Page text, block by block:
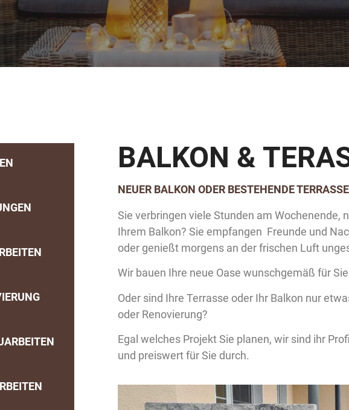
BALKON &
NEUER BALKON ODER BESTEHENDE
Sie verbringen viele Stunden am Wochenende,
Ihrem Balkon? Sie empfangen Freunde und
oder genießt morgens an der frischen Luft
Wir bauen Ihre neue Oase wunschgemäß für
Oder sind Ihre Terrasse oder Ihr Balkon nur
oder Renovierung?
Egal welches Projekt Sie planen, wir sind ihr
und preiswert für Sie durch.